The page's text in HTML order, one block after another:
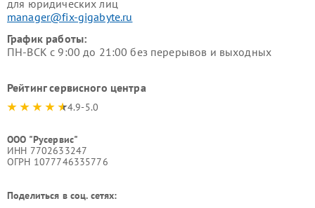
для юридических лиц
manager@fix-gigabyte.ru
График работы:
ПН-ВСК с 9:00 до 21:00 без перерывов и выходных
Рейтинг сервисного центра
4.9-5.0
ООО "Русервис"
ИНН 7702633247
ОГРН 1077746335776
Поделиться в соц. сетях: